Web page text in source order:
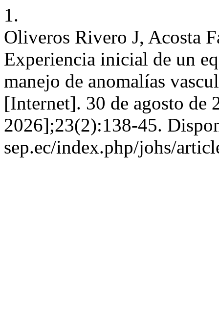
1.
Oliveros Rivero J, Acosta
Experiencia inicial de un
manejo de anomalías
[Internet]. 30 de agosto de
2026];23(2):138-45.
sep.ec/index.php/johs/